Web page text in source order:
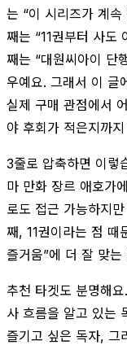
는 “이 시리즈가 계
째는 “11권부터 사도
째는 “대원씨아이 단
우예요. 그래서 이 글
실제 구매 관점에서
야 후회가 적은지까
3줄로 압축하면 이렇
마 만화 장르 애호가
로도 접근 가능하지
째, 11권이라는 점 때
즐거움”에 더 잘 맞는
추천 타겟도 분명해
사 흐름을 알고 있는
즐기고 싶은 독자, 그